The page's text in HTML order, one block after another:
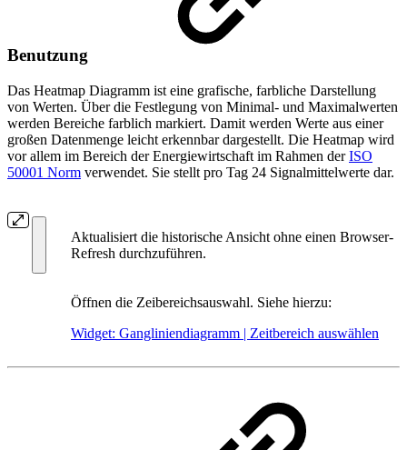
Benutzung
Das Heatmap Diagramm ist eine grafische, farbliche Darstellung
von Werten. Über die Festlegung von Minimal- und Maximalwerten
werden Bereiche farblich markiert. Damit werden Werte aus einer
großen Datenmenge leicht erkennbar dargestellt. Die Heatmap wird
vor allem im Bereich der Energiewirtschaft im Rahmen derISO
50001 Norm verwendet. Sie stellt pro Tag 24 Signalmittelwerte dar.
Aktualisiert die historische Ansicht ohne einen Browser-
Refresh durchzuführen.
Öffnen die Zeibereichsauswahl. Siehe hierzu:
Widget: Gangliniendiagramm | Zeitbereich auswählen